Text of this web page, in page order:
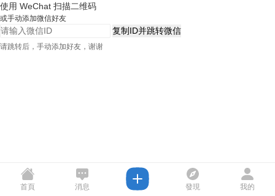
使用 WeChat 扫描二维码
或手动添加微信好友
复制ID并跳转微信
请跳转后，手动添加好友，谢谢
首頁 消息 發現 我的